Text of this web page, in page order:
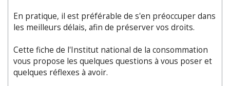
En pratique, il est préférable de s'en préoccuper dans
les meilleurs délais, afin de préserver vos droits.
Cette fiche de l'Institut national de la consommation
vous propose les quelques questions à vous poser et
quelques réflexes à avoir.